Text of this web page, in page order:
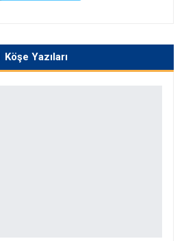
Köşe Yazıları